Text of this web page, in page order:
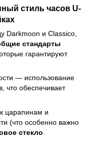
стиль часов U-
Darkmoon и Classico,
стандарты
гарантируют
— использование
что обеспечивает
царапинам и
(что особенно важно
стекло